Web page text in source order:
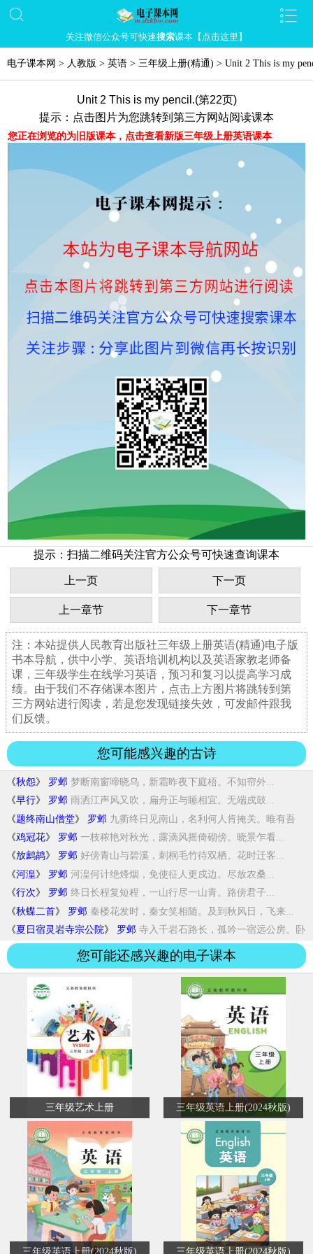
关注微信公众号可快速搜索课本【点击这里】
电子课本网 > 人教版 > 英语 > 三年级上册(精通) > Unit 2 This is my
Unit 2 This is my pencil.(第22页)
提示：点击图片为您跳转到第三方网站阅读课本
您正在浏览的为旧版课本，点击查看新版三年级上册英语课本
提示：扫描二维码关注官方公众号可快速查询课本
上一页 下一页
上一章节 下一章节
注：本站提供人民教育出版社三年级上册英语(精通)电子版
书本导航，供中小学、英语培训机构以及英语家教老师备
课，三年级学生在线学习英语，预习和复习以提高学习成
绩。由于我们不存储课本图片，点击上方图片将跳转到第
三方网站进行阅读，若是您发现链接失效，可发邮件跟我
们反馈。
您可能感兴趣的古诗
《秋怨》 罗邺 梦断南窗啼晓乌，新霜昨夜下庭梧。不知帘外...
《早行》 罗邺 雨洒江声风又吹，扁舟正与睡相宜。无端戍鼓...
《题终南山僧堂》 罗邺 九衢终日见南山，名利何人肯掩关。唯有吾
师...
《鸡冠花》 罗邺 一枝秾艳对秋光，露滴风摇倚砌傍。晓景乍看...
《放鹧鸪》 罗邺 好傍青山与碧溪，刺桐毛竹待双栖。花时迁客...
《河湟》 罗邺 河湟何计绝烽烟，免使征人更戍边。尽放农桑...
《行次》 罗邺 终日长程复短程，一山行尽一山青。路傍君子...
《秋蝶二首》 罗邺 秦楼花发时，秦女笑相随。及到秋风日，飞来...
《夏日宿灵岩寺宗公院》 罗邺 寺入千岩石路长，孤吟一宿远公房。卧
听半夜...
您可能还感兴趣的电子课本
三年级艺术上册 三年级英语上册(2024秋版)
三年级英语上册(2024秋版) 三年级英语上册(2024秋版)